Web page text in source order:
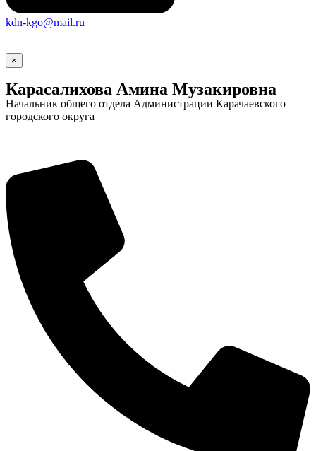
kdn-kgo@mail.ru
×
Карасалихова Амина Музакировна
Начальник общего отдела Администрации Карачаевского
городского округа